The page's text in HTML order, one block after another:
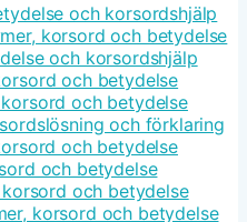
och korsordshjälp
korsord och betydelse
och korsordshjälp
och betydelse
och betydelse
och förklaring
och betydelse
och betydelse
och betydelse
korsord och betydelse